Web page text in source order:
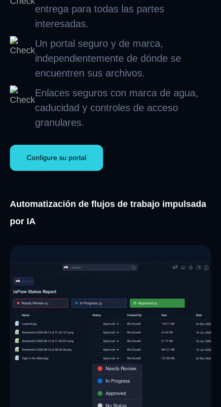
entrega para todas las partes
interesadas.
Un portal seguro y de marca,
independientemente de dónde se
encuentren sus archivos.
Enlaces seguros con marca de agua,
caducidad y controles de acceso
granulares.
Configure su portal
Automatización de flujos de trabajo impulsada
por IA